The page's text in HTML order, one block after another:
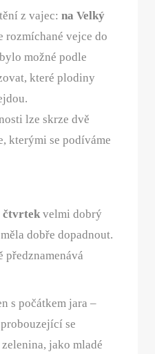
z vajec: na Velký
vejce do
možné podle
které plodiny
lze skrze dvě
kterými se podíváme
čtvrtekvelmi dobrý
dobře dopadnout.
předznamenává
s počátkem jara –
se
jako mladé